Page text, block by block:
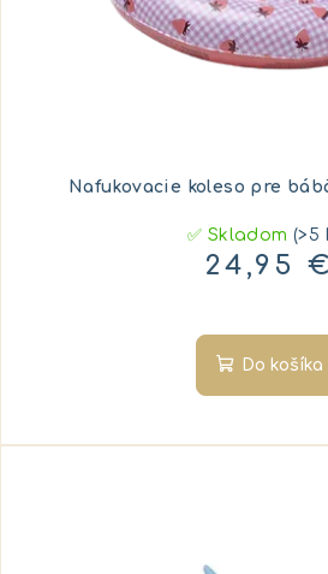
Nafukovacie koleso pre
✅ Skladom(>5
24,95 €
Do košíka